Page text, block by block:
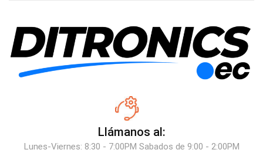
Llámanos al:
Lunes-Viernes: 8:30 - 7:00PM Sabados de 9:00 - 2:00PM